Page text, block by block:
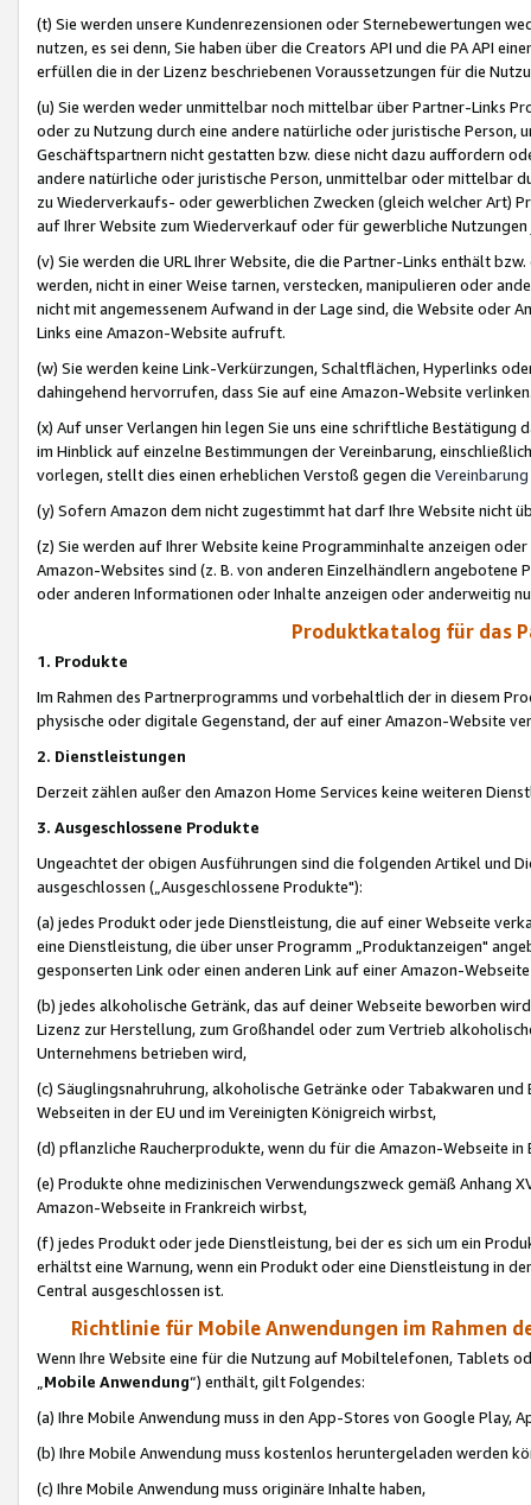
(t) Sie werden unsere Kundenrezensionen oder Sternebewertungen
nutzen, es sei denn, Sie haben über die Creators API und die PA API
erfüllen die in der Lizenz beschriebenen Voraussetzungen für die
(u) Sie werden weder unmittelbar noch mittelbar über Partner-Links
oder zu Nutzung durch eine andere natürliche oder juristische
Geschäftspartnern nicht gestatten bzw. diese nicht dazu auffordern
andere natürliche oder juristische Person, unmittelbar oder mittelbar
zu Wiederverkaufs- oder gewerblichen Zwecken (gleich welcher Art)
auf Ihrer Website zum Wiederverkauf oder für gewerbliche
(v) Sie werden die URL Ihrer Website, die die Partner-Links enthält
werden, nicht in einer Weise tarnen, verstecken, manipulieren oder
nicht mit angemessenem Aufwand in der Lage sind, die Website oder
Links eine Amazon-Website aufruft.
(w) Sie werden keine Link-Verkürzungen, Schaltflächen, Hyperlinks
dahingehend hervorrufen, dass Sie auf eine Amazon-Website
(x) Auf unser Verlangen hin legen Sie uns eine schriftliche
im Hinblick auf einzelne Bestimmungen der Vereinbarung,
vorlegen, stellt dies einen erheblichen Verstoß gegen die Vereinbarung
(y) Sofern Amazon dem nicht zugestimmt hat darf Ihre Website nicht
(z) Sie werden auf Ihrer Website keine Programminhalte anzeigen
Amazon-Websites sind (z. B. von anderen Einzelhändlern
oder anderen Informationen oder Inhalte anzeigen oder anderweitig
Produktkatalog für das
1. Produkte
Im Rahmen des Partnerprogramms und vorbehaltlich der in diesem
physische oder digitale Gegenstand, der auf einer Amazon-Website
2. Dienstleistungen
Derzeit zählen außer den Amazon Home Services keine weiteren
3. Ausgeschlossene Produkte
Ungeachtet der obigen Ausführungen sind die folgenden Artikel und
ausgeschlossen („Ausgeschlossene Produkte"):
(a) jedes Produkt oder jede Dienstleistung, die auf einer Webseite
eine Dienstleistung, die über unser Programm „Produktanzeigen"
gesponserten Link oder einen anderen Link auf einer Amazon-
(b) jedes alkoholische Getränk, das auf deiner Webseite beworben
Lizenz zur Herstellung, zum Großhandel oder zum Vertrieb
Unternehmens betrieben wird,
(c) Säuglingsnahruhrung, alkoholische Getränke oder Tabakwaren
Webseiten in der EU und im Vereinigten Königreich wirbst,
(d) pflanzliche Raucherprodukte, wenn du für die Amazon-Webseite in
(e) Produkte ohne medizinischen Verwendungszweck gemäß Anhang
Amazon-Webseite in Frankreich wirbst,
(f) jedes Produkt oder jede Dienstleistung, bei der es sich um ein
erhältst eine Warnung, wenn ein Produkt oder eine Dienstleistung in
Central ausgeschlossen ist.
Richtlinie für Mobile Anwendungen im Rahmen
Wenn Ihre Website eine für die Nutzung auf Mobiltelefonen, Tablets
„Mobile Anwendung“) enthält, gilt Folgendes:
(a) Ihre Mobile Anwendung muss in den App-Stores von Google Play,
(b) Ihre Mobile Anwendung muss kostenlos heruntergeladen werden
(c) Ihre Mobile Anwendung muss originäre Inhalte haben,